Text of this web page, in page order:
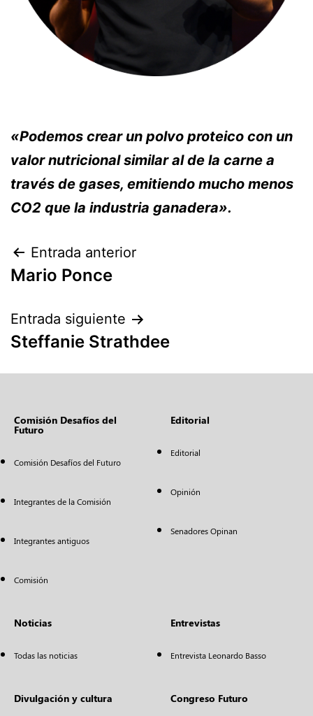
«Podemos crear un polvo proteico con un
valor nutricional similar al de la carne a
través de gases, emitiendo mucho menos
CO2 que la industria ganadera».
Entrada anterior
Mario Ponce
Entrada siguiente
Steffanie Strathdee
Comisión Desafíos del
Futuro
Comisión Desafíos del Futuro
Integrantes de la Comisión
Integrantes antiguos
Comisión
Editorial
Editorial
Opinión
Senadores Opinan
Noticias
Todas las noticias
Entrevistas
Entrevista Leonardo Basso
Divulgación y cultura Congreso Futuro